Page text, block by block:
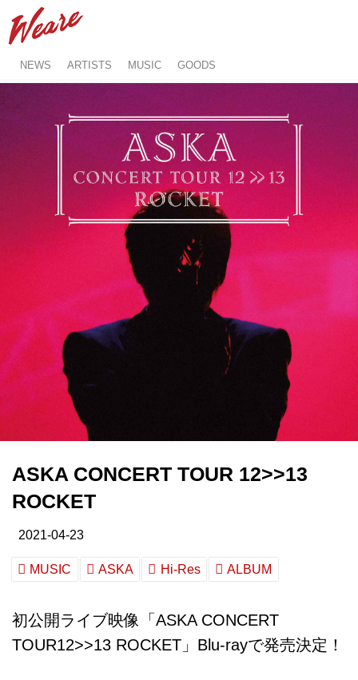
NEWS ARTISTS MUSIC GOODS
ASKA CONCERT TOUR 12>>13
ROCKET
2021-04-23
MUSIC ASKA Hi-Res ALBUM
初公開ライブ映像「ASKA CONCERT
TOUR12>>13 ROCKET」Blu-rayで発売決定！